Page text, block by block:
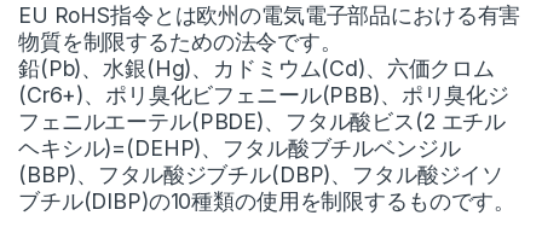
EU RoHS指令とは欧州の電気電子部品における有害
物質を制限するための法令です。
鉛(Pb)、水銀(Hg)、カドミウム(Cd)、六価クロム
(Cr6+)、ポリ臭化ビフェニール(PBB)、ポリ臭化ジ
フェニルエーテル(PBDE)、フタル酸ビス(2 エチル
ヘキシル)=(DEHP)、フタル酸ブチルベンジル
(BBP)、フタル酸ジブチル(DBP)、フタル酸ジイソ
ブチル(DIBP)の10種類の使用を制限するものです。